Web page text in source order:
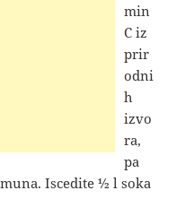
min
C iz
prir
odni
h
izvo
ra,
pa
Iscedite ½ l soka